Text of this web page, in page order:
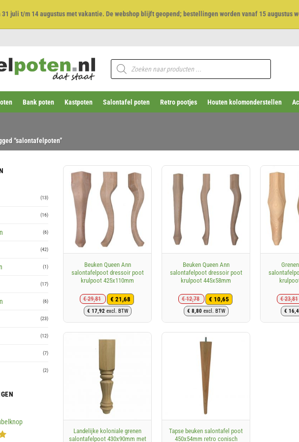
31 juli t/m 14 augustus met vakantie. De webshop blijft geopend; bestellingen worden vanaf 15 augustus
Producten
zoeken
Bank poten Kastpoten Salontafel poten Retro pootjes Houten kolomonderstellen
“salontafelpoten”
(13)
(16)
(6)
(42)
(1)
(17)
(6)
(23)
(12)
(7)
(2)
+
Beuken Queen Ann
salontafelpoot dressoir poot
krulpoot 425x110mm
€29,81
Oorspronkelijke
prijs
was:
€ 29,81.
€ 21,68
Huidige
prijs
is:
€ 21,68.
€ 17,92 excl. BTW
+
Beuken Queen Ann
salontafelpoot dressoir poot
krulpoot 445x58mm
€12,78
Oorspronkelijke
prijs
was:
€ 12,78.
€ 10,65
Huidige
prijs
is:
€ 10,65.
€ 8,80 excl. BTW
+
€23,81
€
Landelijke koloniale grenen
salontafelpoot 430x90mm met
Tapse beuken salontafel poot
450x54mm retro conisch